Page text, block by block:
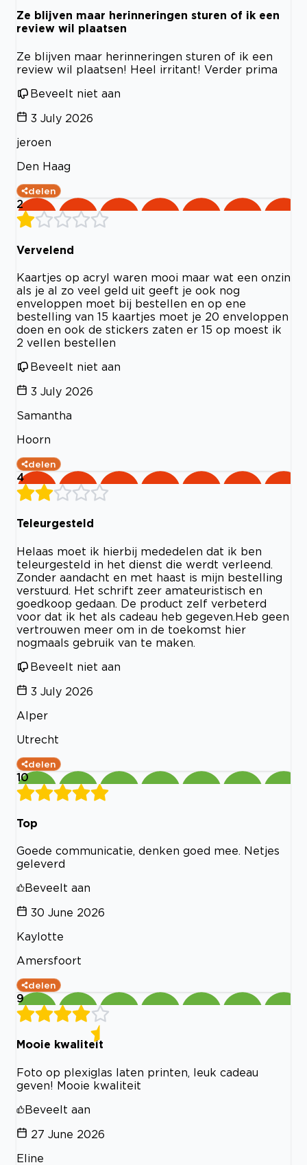
Ze blijven maar herinneringen sturen of ik een
review wil plaatsen
Ze blijven maar herinneringen sturen of ik een
review wil plaatsen! Heel irritant! Verder prima
Beveelt niet aan
3 July 2026
jeroen
Den Haag
delen
2
Vervelend
Kaartjes op acryl waren mooi maar wat een onzin
als je al zo veel geld uit geeft je ook nog
enveloppen moet bij bestellen en op ene
bestelling van 15 kaartjes moet je 20 enveloppen
doen en ook de stickers zaten er 15 op moest ik
2 vellen bestellen
Beveelt niet aan
3 July 2026
Samantha
Hoorn
delen
4
Teleurgesteld
Helaas moet ik hierbij mededelen dat ik ben
teleurgesteld in het dienst die werdt verleend.
Zonder aandacht en met haast is mijn bestelling
verstuurd. Het schrift zeer amateuristisch en
goedkoop gedaan. De product zelf verbeterd
voor dat ik het als cadeau heb gegeven.Heb geen
vertrouwen meer om in de toekomst hier
nogmaals gebruik van te maken.
Beveelt niet aan
3 July 2026
Alper
Utrecht
delen
10
Top
Goede communicatie, denken goed mee. Netjes
geleverd
Beveelt aan
30 June 2026
Kaylotte
Amersfoort
delen
9
Mooie kwaliteit
Foto op plexiglas laten printen, leuk cadeau
geven! Mooie kwaliteit
Beveelt aan
27 June 2026
Eline